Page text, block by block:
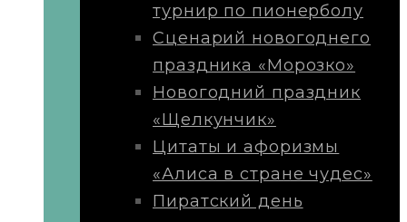
турнир по пионерболу
Сценарий новогоднего
праздника «Морозко»
Новогодний праздник
«Щелкунчик»
Цитаты и афоризмы
«Алиса в стране чудес»
Пиратский день